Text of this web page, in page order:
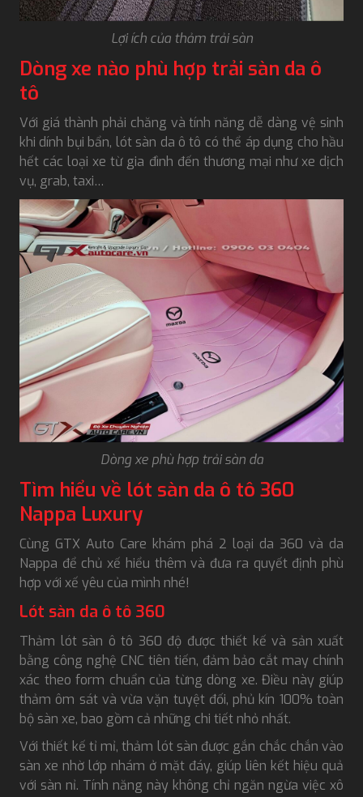
Lợi ích của thảm trải sàn
Dòng xe nào phù hợp trải sàn da ô
tô
Với giá thành phải chăng và tính năng dễ dàng vệ sinh
khi dính bụi bẩn, lót sàn da ô tô có thể áp dụng cho hầu
hết các loại xe từ gia đình đến thương mại như xe dịch
vụ, grab, taxi…
Dòng xe phù hợp trải sàn da
Tìm hiểu về lót sàn da ô tô 360
Nappa Luxury
Cùng GTX Auto Care khám phá 2 loại da 360 và da
Nappa để chủ xế hiểu thêm và đưa ra quyết định phù
hợp với xế yêu của mình nhé!
Lót sàn da ô tô 360
Thảm lót sàn ô tô 360 độ được thiết kế và sản xuất
bằng công nghệ CNC tiên tiến, đảm bảo cắt may chính
xác theo form chuẩn của từng dòng xe. Điều này giúp
thảm ôm sát và vừa vặn tuyệt đối, phủ kín 100% toàn
bộ sàn xe, bao gồm cả những chi tiết nhỏ nhất.
Với thiết kế tỉ mỉ, thảm lót sàn được gắn chắc chắn vào
sàn xe nhờ lớp nhám ở mặt đáy, giúp liên kết hiệu quả
với sàn nỉ. Tính năng này không chỉ ngăn ngừa việc xô